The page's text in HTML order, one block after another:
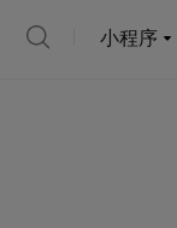
小程序